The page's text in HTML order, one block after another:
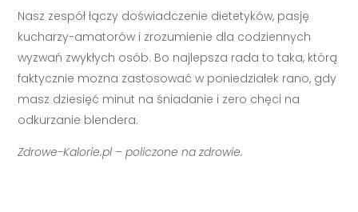
Nasz zespół łączy doświadczenie dietetyków, pasję
kucharzy-amatorów i zrozumienie dla codziennych
wyzwań zwykłych osób. Bo najlepsza rada to taka, którą
faktycznie można zastosować w poniedziałek rano, gdy
masz dziesięć minut na śniadanie i zero chęci na
odkurzanie blendera.
Zdrowe-Kalorie.pl – policzone na zdrowie.